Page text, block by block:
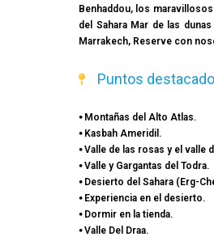
Benhaddou, los
del Sahara Mar de las
Marrakech, Reserve con
Puntos
⦁ Montañas del Alto Atlas.
⦁ Kasbah Ameridil.
⦁ Valle de las rosas y el valle
⦁ Valle y Gargantas del Todra.
⦁ Desierto del Sahara (Erg-
⦁ Experiencia en el desierto.
⦁ Dormir en la tienda.
⦁ Valle Del Draa.